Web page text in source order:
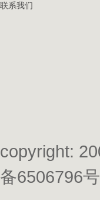
联系我们
copyright:
备6506796